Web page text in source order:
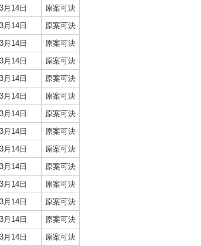
3月14日
原案可決
3月14日
原案可決
3月14日
原案可決
3月14日
原案可決
3月14日
原案可決
3月14日
原案可決
3月14日
原案可決
3月14日
原案可決
3月14日
原案可決
3月14日
原案可決
3月14日
原案可決
3月14日
原案可決
3月14日
原案可決
3月14日
原案可決